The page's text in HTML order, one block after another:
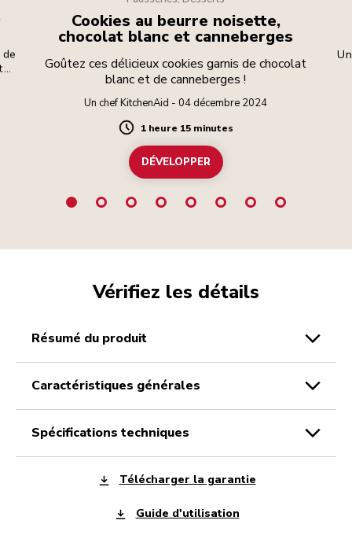
Cookies au beurre noisette,
chocolat blanc et canneberges
Goûtez ces délicieux cookies garnis de chocolat
blanc et de canneberges !
Un chef KitchenAid - 04 décembre 2024
Duration
1 heure 15 minutes
DÉVELOPPER
Vérifiez les détails
résumé du produit
caractéristiques générales
spécifications techniques
Télécharger la garantie
Guide d'utilisation